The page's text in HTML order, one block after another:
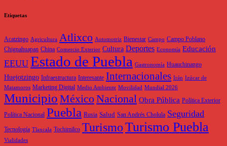
Etiquetas
Acatzingo Agricultura Atlixco Automotriz Bienestar Campo Campo Poblano
Chignahuapan China Comercio Exterior Cultura Deportes Economía Educación
EEUU Estado de Puebla Gastronomía Huauchinango
Huejotzingo Infraestructura Interesante Internacionales Irán Izúcar de
Matamoros Marketing Digital Medio Ambiente Movilidad Mundial 2026
Municipio MéxicoNacional Obra Pública Política Exterior
Política Nacional Puebla Rusia Salud San Andrés Cholula Seguridad
Tecnología Tlaxcala Tochimilco TurismoTurismo Puebla
Vialidades